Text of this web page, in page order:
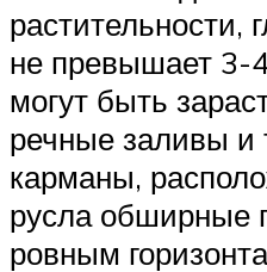
растительности,
не превышает 3-
могут быть
речные заливы и
карманы,
русла обширные
ровным